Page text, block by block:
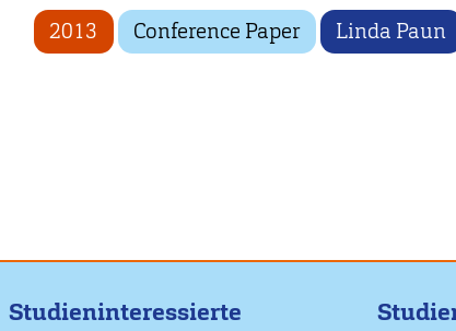
2013 Conference Paper Linda Paun
Studieninteressierte